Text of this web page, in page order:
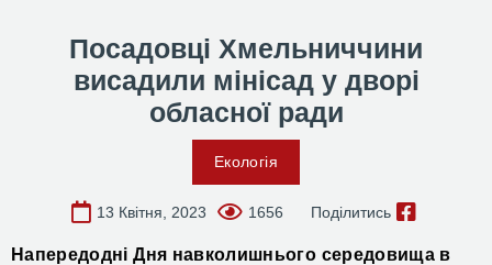
Посадовці Хмельниччини
висадили мінісад у дворі
обласної ради
Екологія
13 Квітня, 2023 1656 Поділитись
Напередодні Дня навколишнього середовища в